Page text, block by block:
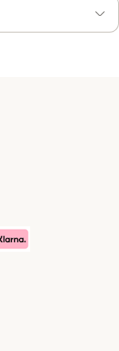
Method
Method
Payment Method